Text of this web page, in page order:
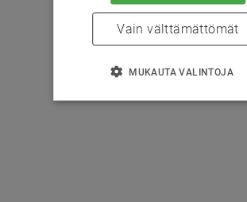
Vain välttämättömät
MUKAUTA VALINTOJA